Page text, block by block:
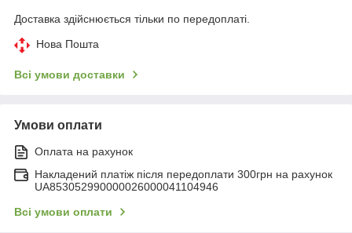
Доставка здійснюється тільки по передоплаті.
Нова Пошта
Всі умови доставки
Умови оплати
Оплата на рахунок
Накладений платіж після передоплати 300грн на рахунок
UA853052990000026000041104946
Всі умови оплати